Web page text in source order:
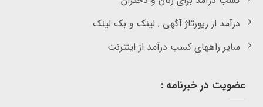
درآمد از رپورتاژ آگهی , لینک و بک لینک
سایر راههای کسب درآمد از اینترنت
عضویت در خبرنامه :